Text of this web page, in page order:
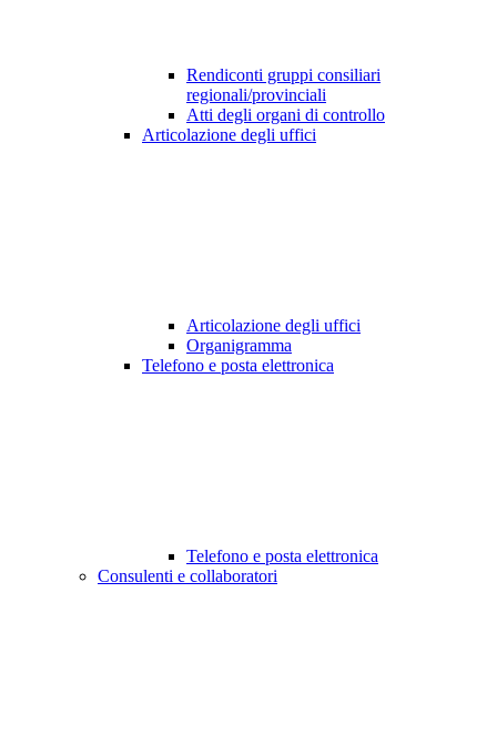
Rendiconti gruppi consiliari
regionali/provinciali
Atti degli organi di controllo
Articolazione degli uffici
Articolazione degli uffici
Organigramma
Telefono e posta elettronica
Telefono e posta elettronica
Consulenti e collaboratori